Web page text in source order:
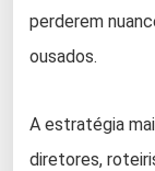
perderem
ousados.
A estratégia
diretores,